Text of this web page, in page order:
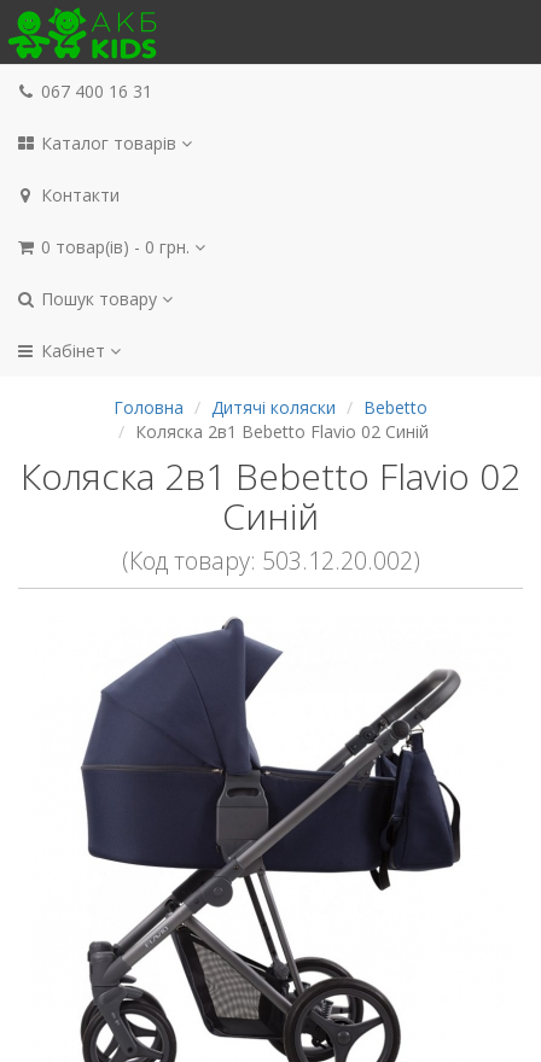
067 400 16 31
Каталог товарів
Контакти
0 товар(ів) - 0 грн.
Пошук товару
Кабінет
Головна Дитячі коляски
Bebetto
Коляска 2в1 Bebetto Flavio 02 Синій
Коляска 2в1 Bebetto Flavio 02
Синій
(Код товару: 503.12.20.002)